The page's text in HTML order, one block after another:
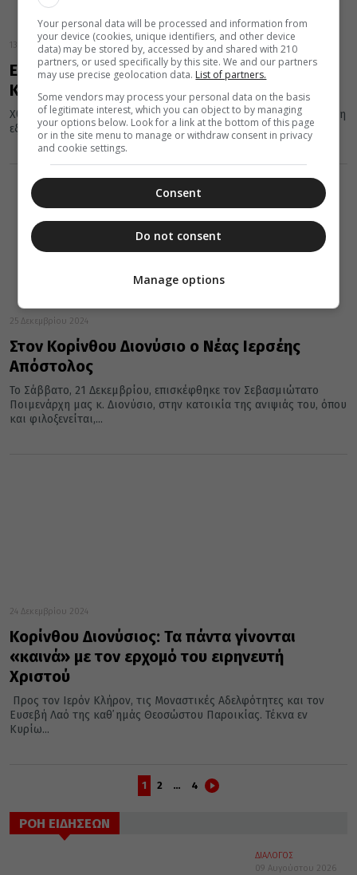
13 Ιανουαρίου 2025
Επέστερψε στην Αθήνα ο Μητροπολίτης
Κορίνθου Διονύσιος
Χθες, Κυριακή 12 Ιανουαρίου 2025, και περί ώρα 4.30’ μ.μ. αφήχθη
εξ Αμερικής ο Σεβασμιώτατος Μητροπολίτης μας κ. Διονύσιος,...
25 Δεκεμβρίου 2024
Στον Κορίνθου Διονύσιο ο Νέας Ιερσέης
Απόστολος
Το Σάββατο, 21 Δεκεμβρίου, επισκέφθηκε τον Σεβασμιώτατο
Ποιμενάρχη μας κ. Διονύσιο, στην κατοικία της ανιψιάς του, όπου
και φιλοξενείται,...
24 Δεκεμβρίου 2024
Κορίνθου Διονύσιος: Τα πάντα γίνονται
«καινά» με τον ερχομό του ειρηνευτή
Χριστού
Προς τον Ιερόν Κλήρον, τις Μοναστικές Αδελφότητες και τον
Ευσεβή Λαό της καθ᾿ ημάς Θεοσώστου Παροικίας. Τέκνα εν
Κυρίω...
1 2 … 4
ΡΟΗ ΕΙΔΗΣΕΩΝ
ΔΙΑΛΟΓΟΣ
09 Αυγούστου 2026
Your personal data will be processed and information from
your device (cookies, unique identifiers, and other device
data) may be stored by, accessed by and shared with 210
partners, or used specifically by this site. We and our partners
may use precise geolocation data. List of partners.
Some vendors may process your personal data on the basis
of legitimate interest, which you can object to by managing
your options below. Look for a link at the bottom of this page
or in the site menu to manage or withdraw consent in privacy
and cookie settings.
Consent
Do not consent
Manage options